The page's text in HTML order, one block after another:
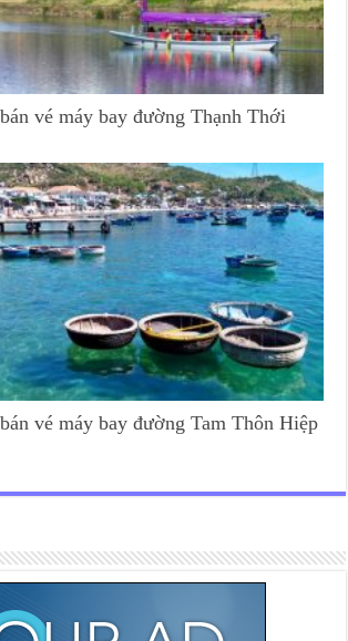
vé máy bay đường Thạnh Thới
vé máy bay đường Tam Thôn Hiệp